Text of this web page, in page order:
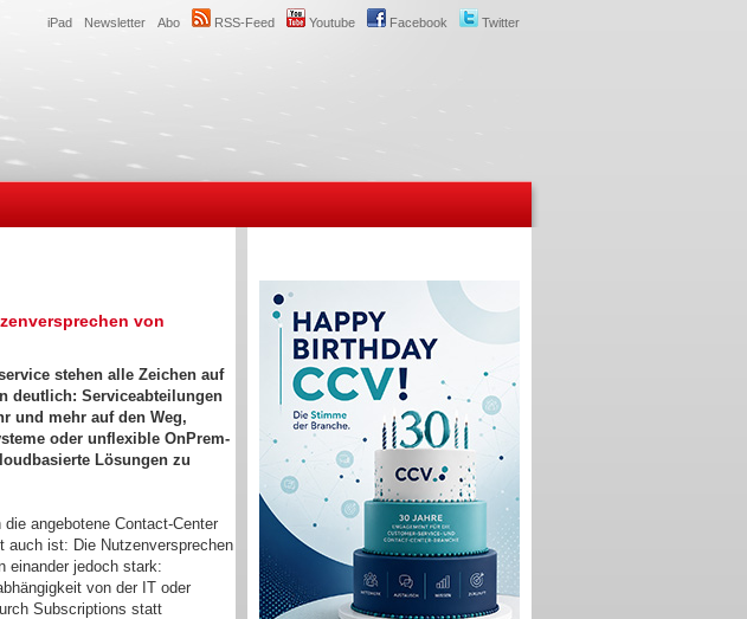
Twitter
Facebook
Youtube
RSS-Feed
Abo
Newsletter
iPad
von
stehen alle Zeichen auf
deutlich: Serviceabteilungen
und mehr auf den Weg,
oder unflexible OnPrem-
Lösungen zu
angebotene Contact-Center
auch ist: Die Nutzenversprechen
einander jedoch stark:
von der IT oder
Subscriptions statt